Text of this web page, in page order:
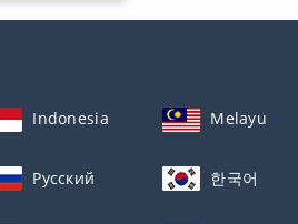
Indonesia Melayu
Русский 한국어